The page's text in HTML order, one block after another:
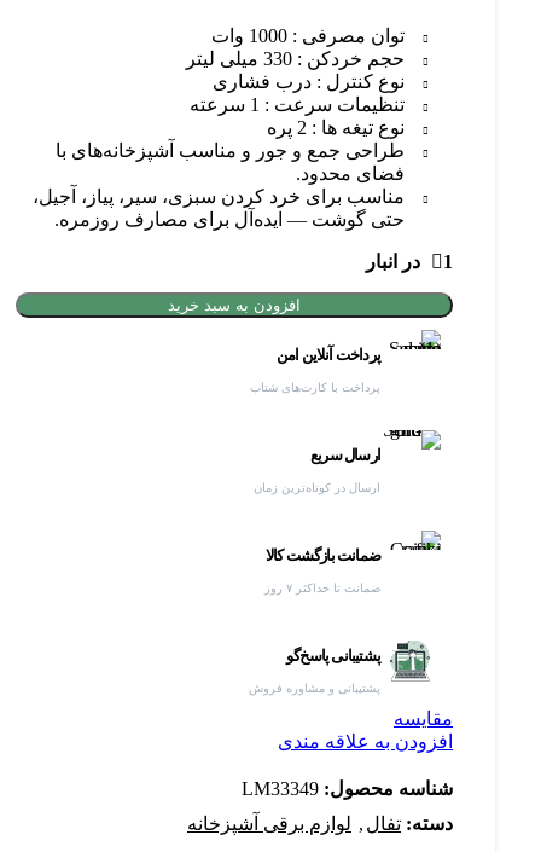
توان مصرفی : 1000 وات
حجم خردکن : 330 میلی لیتر
نوع کنترل : درب فشاری
تنظیمات سرعت : 1 سرعته
نوع تیغه ها : 2 پره
طراحی جمع و جور و مناسب آشپزخانه‌های با
فضای محدود.
مناسب برای خرد کردن سبزی، سیر، پیاز، آجیل،
حتی گوشت — ایده‌آل برای مصارف روزمره.
1 در انبار
افزودن به سبد خرید
پرداخت آنلاین امن
پرداخت با کارت‌های شتاب
ارسال سریع
ارسال در کوتاه‌ترین زمان
ضمانت بازگشت کالا
ضمانت تا حداکثر ۷ روز
پشتیبانی پاسخ‌گو
پشتیبانی و مشاوره فروش
مقایسه
افزودن به علاقه مندی
شناسه محصول: LM33349
دسته: تفال , لوازم برقی آشپزخانه